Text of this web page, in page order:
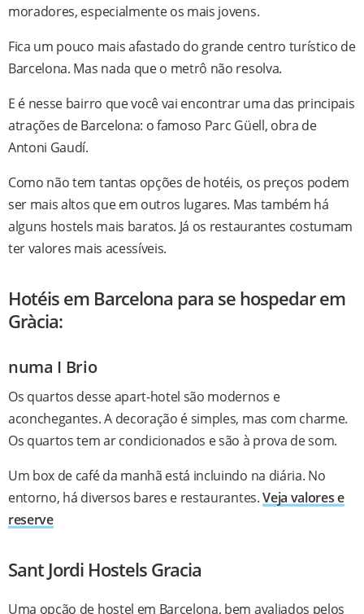
moradores, especialmente os mais jovens.
Fica um pouco mais afastado do grande centro turístico de
Barcelona. Mas nada que o metrô não resolva.
E é nesse bairro que você vai encontrar uma das principais
atrações de Barcelona: o famoso Parc Güell, obra de
Antoni Gaudí.
Como não tem tantas opções de hotéis, os preços podem
ser mais altos que em outros lugares. Mas também há
alguns hostels mais baratos. Já os restaurantes costumam
ter valores mais acessíveis.
Hotéis em Barcelona para se hospedar em
Gràcia:
numa I Brio
Os quartos desse apart-hotel são modernos e
aconchegantes. A decoração é simples, mas com charme.
Os quartos tem ar condicionados e são à prova de som.
Um box de café da manhã está incluindo na diária. No
entorno, há diversos bares e restaurantes.Veja valores e
reserve
Sant Jordi Hostels Gracia
Uma opção de hostel em Barcelona, bem avaliados pelos